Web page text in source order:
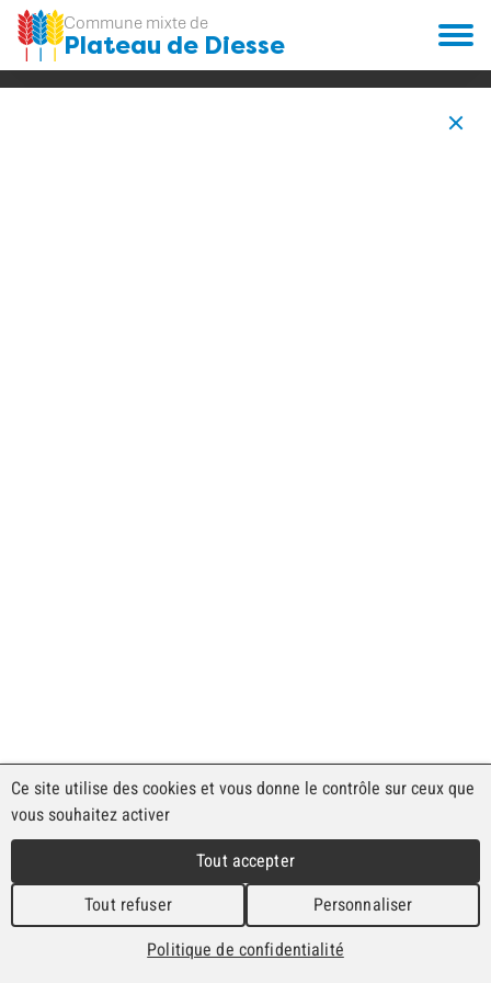
Commune mixte de
Plateau de Diesse
Tennis de Prêles – Petit
local annexe
17.06.2026
Ce site utilise des cookies et vous donne le contrôle sur ceux que
vous souhaitez activer
Tout accepter
Tout refuser Personnaliser
Politique de confidentialité